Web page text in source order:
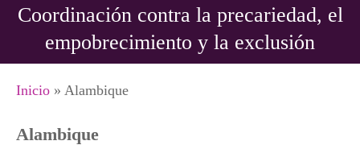
Coordinación contra la precariedad, el
empobrecimiento y la exclusión
Se encuentra usted aquí
Inicio » Alambique
Alambique